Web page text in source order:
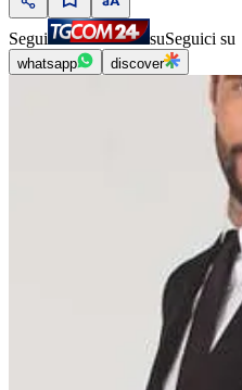
Segui suSeguici su
whatsapp discover